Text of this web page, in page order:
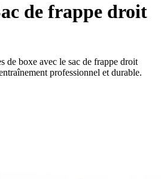
de frappe droit
de boxe avec le sac de frappe droit
professionnel et durable.